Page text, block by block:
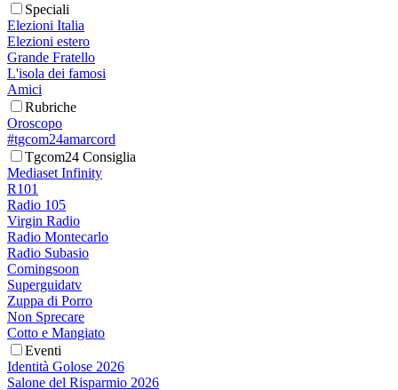
Speciali
Elezioni Italia
Elezioni estero
Grande Fratello
L'isola dei famosi
Amici
Rubriche
Oroscopo
#tgcom24amarcord
Tgcom24 Consiglia
Mediaset Infinity
R101
Radio 105
Virgin Radio
Radio Montecarlo
Radio Subasio
Comingsoon
Superguidatv
Zuppa di Porro
Non Sprecare
Cotto e Mangiato
Eventi
Identità Golose 2026
Salone del Risparmio 2026